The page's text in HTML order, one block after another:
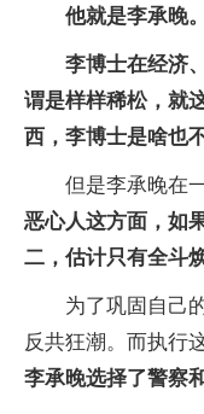
他就是李承晚。
李博士在经济
谓是样样稀松，就
西，李博士是啥也不
但是李承晚在
恶心人这方面，如
二，估计只有全斗
为了巩固自己
反共狂潮。而执行
李承晚选择了警察